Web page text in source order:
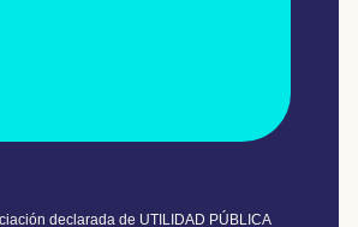
declarada de UTILIDAD PÚBLICA